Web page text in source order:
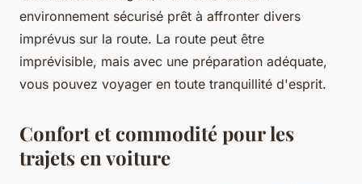
environnement sécurisé prêt à affronter divers
imprévus sur la route. La route peut être
imprévisible, mais avec une préparation adéquate,
vous pouvez voyager en toute tranquillité d'esprit.
Confort et commodité pour les
trajets en voiture